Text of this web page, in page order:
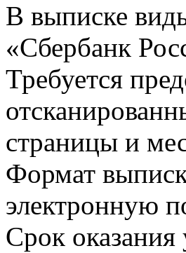
В выписке
«Сбербанк
Требуется
страницы и
Формат
электронную
Срок оказания